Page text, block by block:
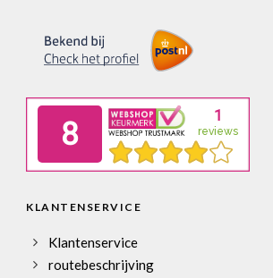
KLANTENSERVICE
Klantenservice
routebeschrijving